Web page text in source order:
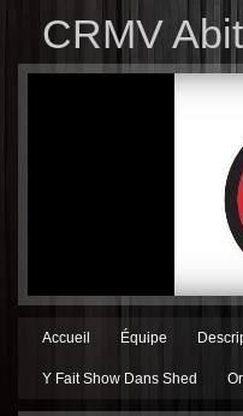
CRMV
Accueil Équipe
Y Fait Show Dans Shed